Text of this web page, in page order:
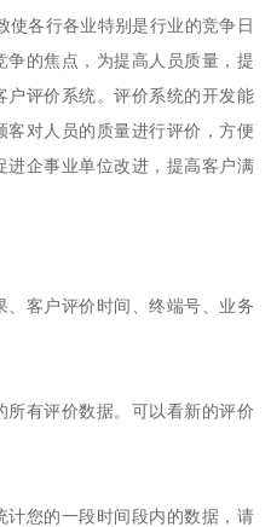
各行各业特别是行业的竞争日
的焦点，为提高人员质量，提
户评价系统。评价系统的开发能
对人员的质量进行评价，方便
企事业单位改进，提高客户满
客户评价时间、终端号、业务
所有评价数据。可以看新的评价
计您的一段时间段内的数据，请